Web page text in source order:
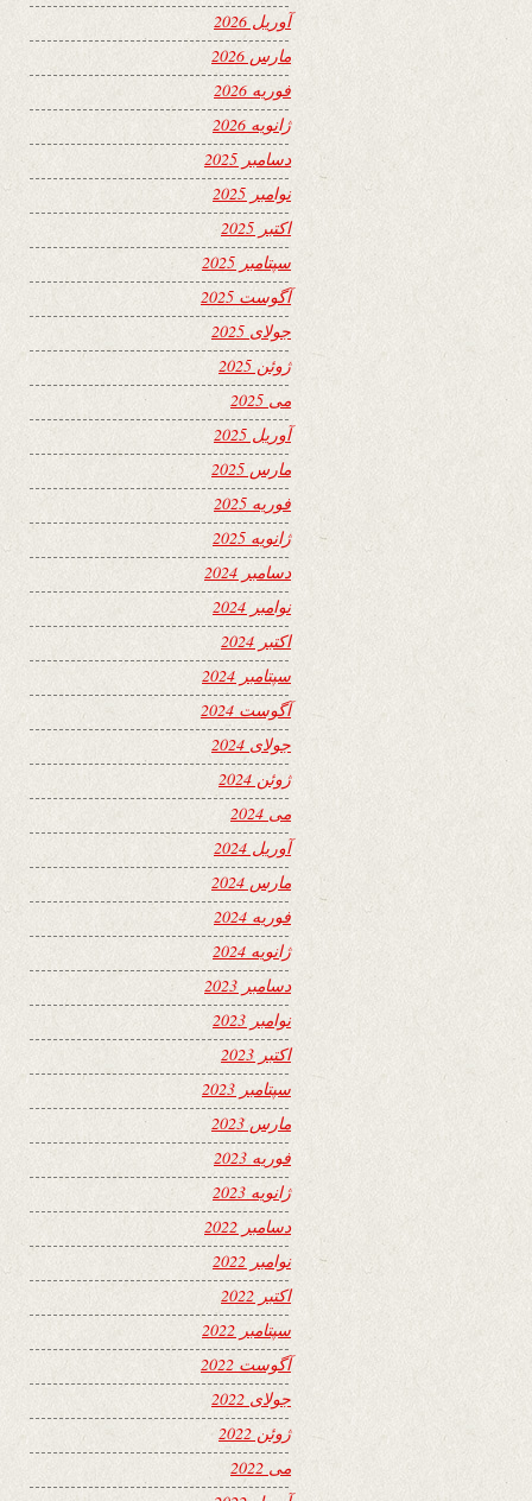
آوریل 2026
مارس 2026
فوریه 2026
ژانویه 2026
دسامبر 2025
نوامبر 2025
اکتبر 2025
سپتامبر 2025
آگوست 2025
جولای 2025
ژوئن 2025
می 2025
آوریل 2025
مارس 2025
فوریه 2025
ژانویه 2025
دسامبر 2024
نوامبر 2024
اکتبر 2024
سپتامبر 2024
آگوست 2024
جولای 2024
ژوئن 2024
می 2024
آوریل 2024
مارس 2024
فوریه 2024
ژانویه 2024
دسامبر 2023
نوامبر 2023
اکتبر 2023
سپتامبر 2023
مارس 2023
فوریه 2023
ژانویه 2023
دسامبر 2022
نوامبر 2022
اکتبر 2022
سپتامبر 2022
آگوست 2022
جولای 2022
ژوئن 2022
می 2022